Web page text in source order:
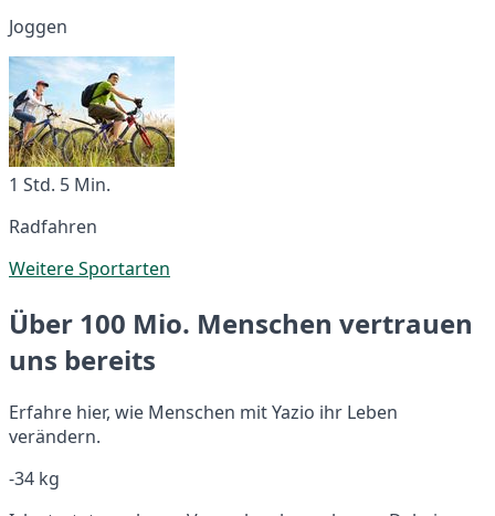
Joggen
1 Std. 5 Min.
Radfahren
Weitere Sportarten
Über 100 Mio. Menschen vertrauen
uns bereits
Erfahre hier, wie Menschen mit Yazio ihr Leben
verändern.
-34 kg